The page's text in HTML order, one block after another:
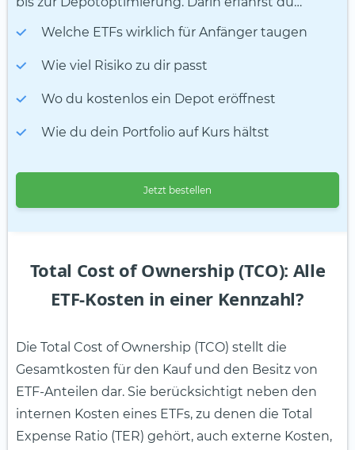
Welche ETFs wirklich für Anfänger taugen
Wie viel Risiko zu dir passt
Wo du kostenlos ein Depot eröffnest
Wie du dein Portfolio auf Kurs hältst
Jetzt bestellen
Total Cost of Ownership (TCO): Alle
ETF-Kosten in einer Kennzahl?
Die Total Cost of Ownership (TCO) stellt die
Gesamtkosten für den Kauf und den Besitz von
ETF-Anteilen dar. Sie berücksichtigt neben den
internen Kosten eines ETFs, zu denen die Total
Expense Ratio (TER) gehört, auch externe Kosten,